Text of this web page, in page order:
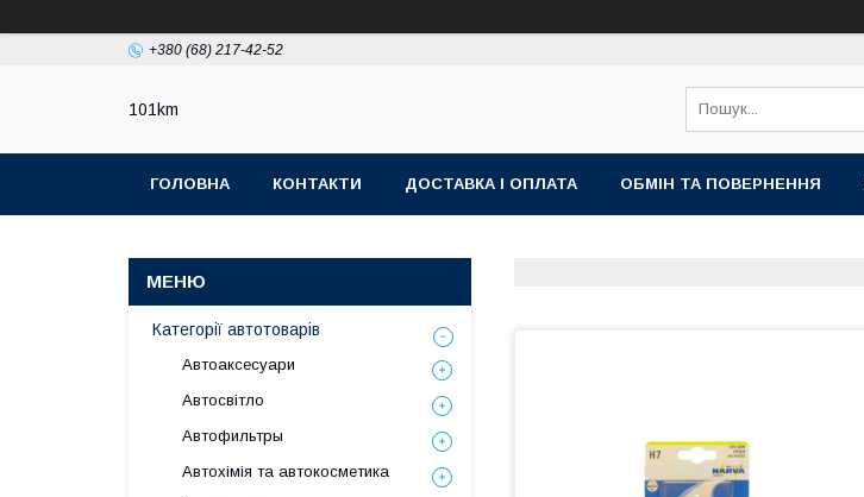
+380 (68) 217-42-52
101km
ГОЛОВНА КОНТАКТИ ДОСТАВКА І ОПЛАТА ОБМІН ТА ПОВЕРНЕННЯ
Категорії автотоварів
Автоаксесуари
Автосвітло
Автофильтры
Автохімія та автокосметика